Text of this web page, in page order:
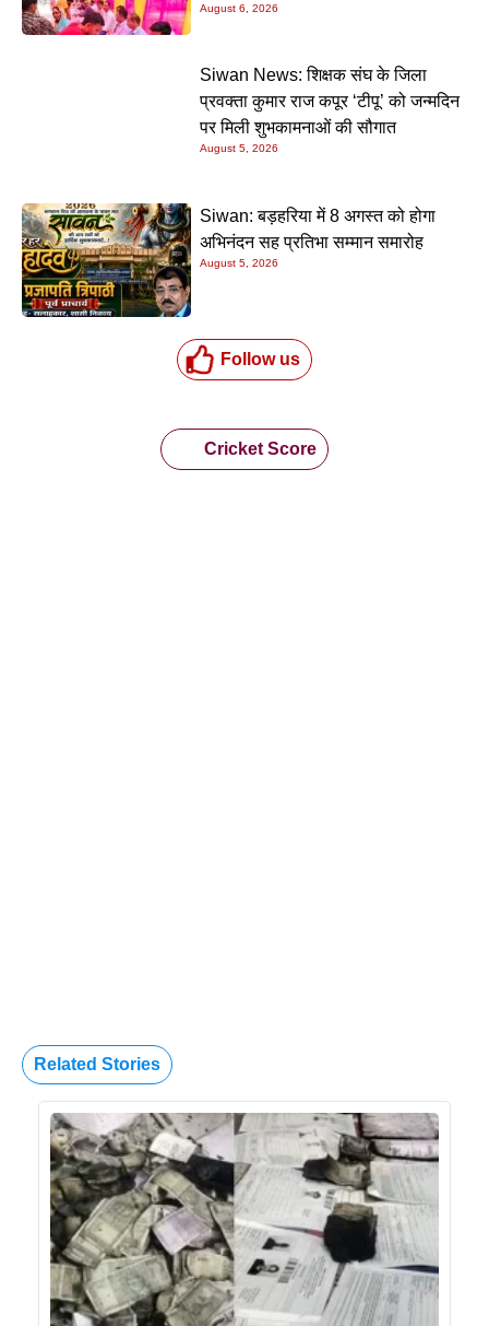
August 6, 2026
Siwan News: शिक्षक संघ के जिला
प्रवक्ता कुमार राज कपूर ‘टीपू’ को जन्मदिन
पर मिली शुभकामनाओं की सौगात
August 5, 2026
Siwan: बड़हरिया में 8 अगस्त को होगा
अभिनंदन सह प्रतिभा सम्मान समारोह
August 5, 2026
Follow us
Cricket Score
Related Stories